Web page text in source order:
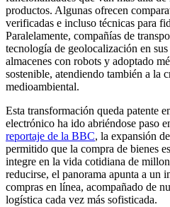
productos. Algunas ofrecen
verificadas e incluso técnicas para
Paralelamente, compañías de
tecnología de geolocalización en
almacenes con robots y adoptado
sostenible, atendiendo también a la
medioambiental.
Esta transformación queda patente
electrónico ha ido abriéndose paso
reportaje de la BBC, la expansión
permitido que la compra de bienes
integre en la vida cotidiana de
reducirse, el panorama apunta a un
compras en línea, acompañado de
logística cada vez más sofisticada.